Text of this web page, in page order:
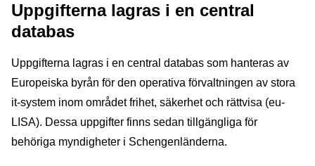
Uppgifterna lagras i en central
databas
Uppgifterna lagras i en central databas som hanteras av
Europeiska byrån för den operativa förvaltningen av stora
it-system inom området frihet, säkerhet och rättvisa (eu-
LISA). Dessa uppgifter finns sedan tillgängliga för
behöriga myndigheter i Schengenländerna.